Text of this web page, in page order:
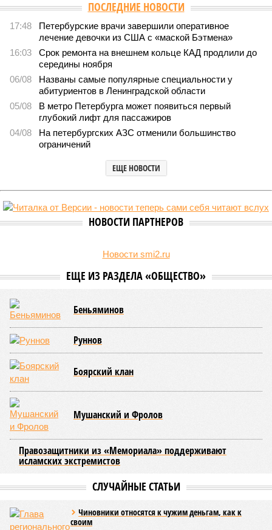
ПОСЛЕДНИЕ НОВОСТИ
17:48
Петербурские врачи завершили оперативное
лечение девочки из США с «маской Бэтмена»
16:03
Срок ремонта на внешнем кольце КАД продлили до
середины ноября
06/08
Названы самые популярные специальности у
абитуриентов в Ленинградской области
05/08
В метро Петербурга может появиться первый
глубокий лифт для пассажиров
04/08
На петербургских АЗС отменили большинство
ограничений
ЕЩЕ НОВОСТИ
НОВОСТИ ПАРТНЕРОВ
Новости smi2.ru
ЕЩЕ ИЗ РАЗДЕЛА «ОБЩЕСТВО»
Беньяминов
Руннов
Боярский клан
Мушанский и Фролов
Правозащитники из «Мемориала» поддерживают
исламских экстремистов
СЛУЧАЙНЫЕ СТАТЬИ
Чиновники относятся к чужим деньгам, как к
своим